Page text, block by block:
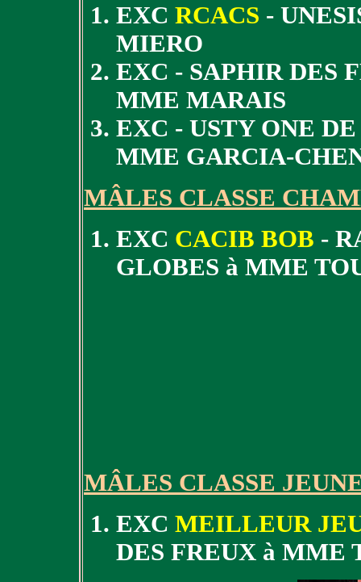
EXC RCACS -
MIERO
EXC - SAPHIR DES
MME MARAIS
EXC - USTY ONE
MME GARCIA-
MÂLES CLASSE
EXC CACIB BOB -
GLOBES à MME
MÂLES CLASSE
EXC MEILLEUR
DES FREUX à MME